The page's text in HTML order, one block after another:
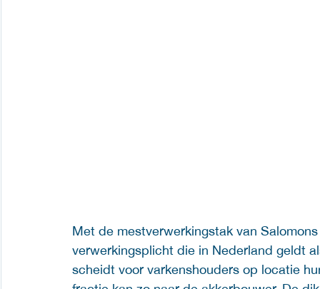
Met de mestverwerkingstak van
verwerkingsplicht die in Nederland geldt
scheidt voor varkenshouders op locatie